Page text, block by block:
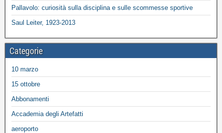
Pallavolo: curiosità sulla disciplina e sulle scommesse sportive
Saul Leiter, 1923-2013
Categorie
10 marzo
15 ottobre
Abbonamenti
Accademia degli Artefatti
aeroporto